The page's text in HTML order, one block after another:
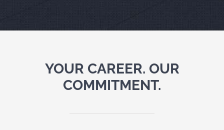
YOUR CAREER. OUR
COMMITMENT.